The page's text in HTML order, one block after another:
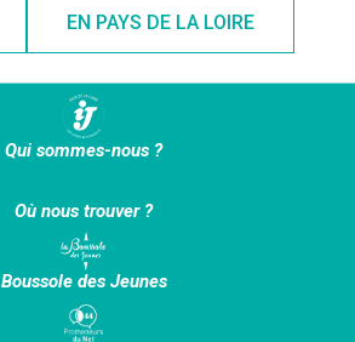
EN PAYS DE LA LOIRE
Qui sommes-nous ?
Où nous trouver ?
Boussole des Jeunes